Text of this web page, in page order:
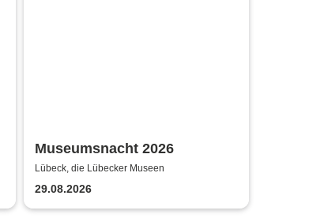
Museumsnacht 2026
Lübeck, die Lübecker Museen
29.08.2026